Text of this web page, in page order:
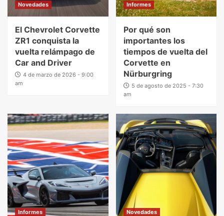
Novedades
El Chevrolet Corvette
ZR1 conquista la
vuelta relámpago de
Car and Driver
4 de marzo de 2026 - 9:00
am
Informes
Por qué son
importantes los
tiempos de vuelta del
Corvette en
Nürburgring
5 de agosto de 2025 - 7:30
am
Informes Novedades